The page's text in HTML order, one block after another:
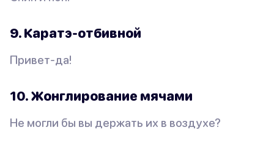
9. Каратэ-отбивной
Привет-да!
10. Жонглирование мячами
Не могли бы вы держать их в воздухе?